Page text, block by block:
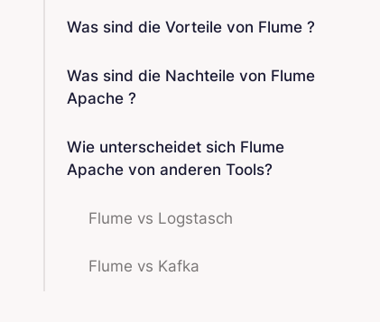
Was sind die Vorteile von Flume ?
Was sind die Nachteile von Flume
Apache ?
Wie unterscheidet sich Flume
Apache von anderen Tools?
Flume vs Logstasch
Flume vs Kafka